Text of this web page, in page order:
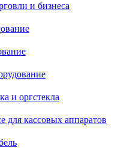
и бизнеса
и оргстекла
для кассовых аппаратов